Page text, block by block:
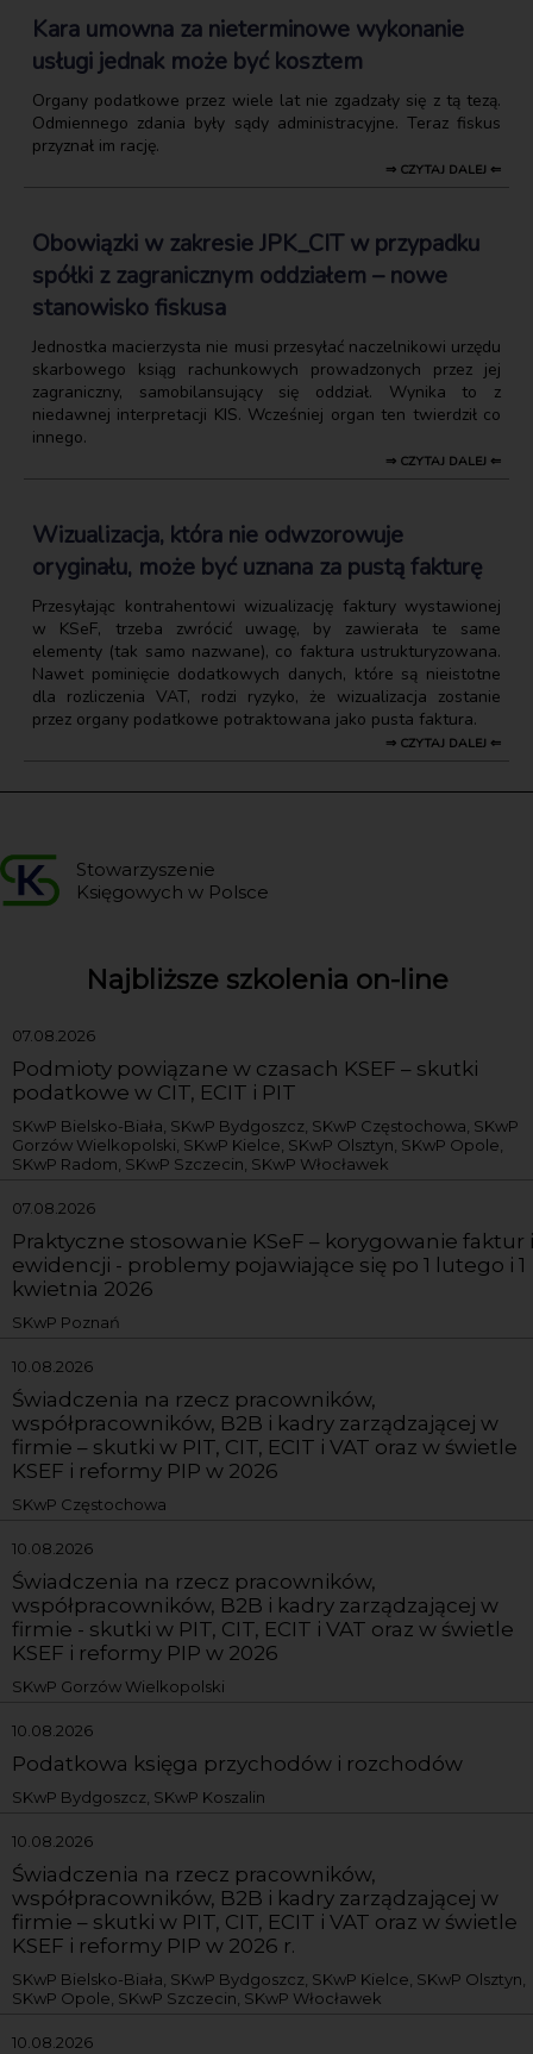
Kara umowna za nieterminowe wykonanie
usługi jednak może być kosztem
Organy podatkowe przez wiele lat nie zgadzały się z tą tezą.
Odmiennego zdania były sądy administracyjne. Teraz fiskus
przyznał im rację.
⇒ CZYTAJ DALEJ ⇐
Obowiązki w zakresie JPK_CIT w przypadku
spółki z zagranicznym oddziałem – nowe
stanowisko fiskusa
Jednostka macierzysta nie musi przesyłać naczelnikowi urzędu
skarbowego ksiąg rachunkowych prowadzonych przez jej
zagraniczny, samobilansujący się oddział. Wynika to z
niedawnej interpretacji KIS. Wcześniej organ ten twierdził co
innego.
⇒ CZYTAJ DALEJ ⇐
Wizualizacja, która nie odwzorowuje
oryginału, może być uznana za pustą fakturę
Przesyłając kontrahentowi wizualizację faktury wystawionej
w KSeF, trzeba zwrócić uwagę, by zawierała te same
elementy (tak samo nazwane), co faktura ustrukturyzowana.
Nawet pominięcie dodatkowych danych, które są nieistotne
dla rozliczenia VAT, rodzi ryzyko, że wizualizacja zostanie
przez organy podatkowe potraktowana jako pusta faktura.
⇒ CZYTAJ DALEJ ⇐
Stowarzyszenie
Księgowych w Polsce
Najbliższe szkolenia on-line
07.08.2026
Podmioty powiązane w czasach KSEF – skutki
podatkowe w CIT, ECIT i PIT
SKwP Bielsko-Biała, SKwP Bydgoszcz, SKwP Częstochowa, SKwP
Gorzów Wielkopolski, SKwP Kielce, SKwP Olsztyn, SKwP Opole,
SKwP Radom, SKwP Szczecin, SKwP Włocławek
07.08.2026
Praktyczne stosowanie KSeF – korygowanie faktur i
ewidencji - problemy pojawiające się po 1 lutego i 1
kwietnia 2026
SKwP Poznań
10.08.2026
Świadczenia na rzecz pracowników,
współpracowników, B2B i kadry zarządzającej w
firmie – skutki w PIT, CIT, ECIT i VAT oraz w świetle
KSEF i reformy PIP w 2026
SKwP Częstochowa
10.08.2026
Świadczenia na rzecz pracowników,
współpracowników, B2B i kadry zarządzającej w
firmie - skutki w PIT, CIT, ECIT i VAT oraz w świetle
KSEF i reformy PIP w 2026
SKwP Gorzów Wielkopolski
10.08.2026
Podatkowa księga przychodów i rozchodów
SKwP Bydgoszcz, SKwP Koszalin
10.08.2026
Świadczenia na rzecz pracowników,
współpracowników, B2B i kadry zarządzającej w
firmie – skutki w PIT, CIT, ECIT i VAT oraz w świetle
KSEF i reformy PIP w 2026 r.
SKwP Bielsko-Biała, SKwP Bydgoszcz, SKwP Kielce, SKwP Olsztyn,
SKwP Opole, SKwP Szczecin, SKwP Włocławek
10.08.2026